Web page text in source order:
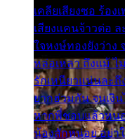
เคลียเสียงซอ ร้อง
เสียงแคนจ้าวต่อ
ใจหงษ์ทองยังว่าง
หล่อเหลา ถึงแม้ ไ
รักเหนียวแน่นละ
ยากฮ่วมกัน จนเงิ
หากพี่ชอบแล้วหน
น้องสักหน่อย อย่า